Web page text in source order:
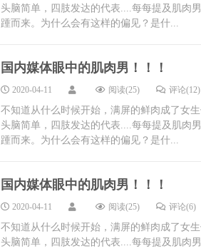
头脑简单，四肢发达的代表....每每提及肌肉
踵而来。为什么会有这样的偏见？是什...
国内媒体眼中的肌肉男！！！
2020-04-11 阅读(25) 评论(12)
不知道从什么时候开始，满屏的鲜肉成了女
头脑简单，四肢发达的代表....每每提及肌肉
踵而来。为什么会有这样的偏见？是什...
国内媒体眼中的肌肉男！！！
2020-04-11 阅读(25) 评论(6)
不知道从什么时候开始，满屏的鲜肉成了女
头脑简单，四肢发达的代表....每每提及肌肉